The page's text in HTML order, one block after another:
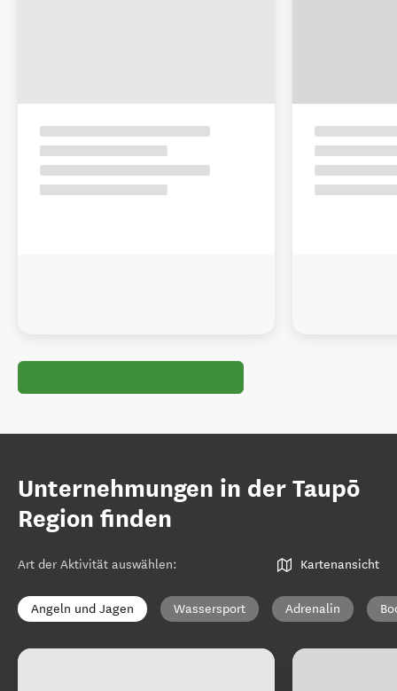
Unternehmungen in der Taupō
Region finden
Art der Aktivität auswählen: Kartenansicht
Angeln und Jagen Wassersport Adrenalin